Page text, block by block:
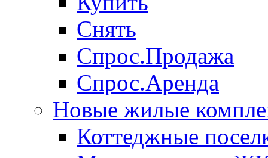
Снять
Спрос.Продажа
Спрос.Аренда
Новые жилые
Коттеджные